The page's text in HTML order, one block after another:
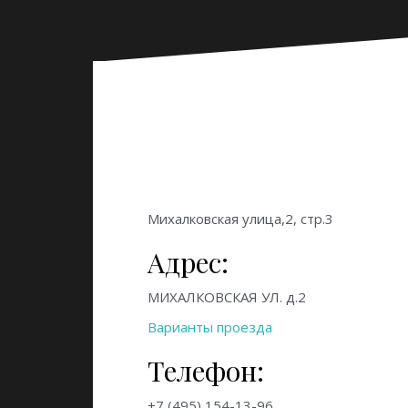
Михалковская улица,2, стр.3
Адрес:
МИХАЛКОВСКАЯ УЛ. д.2
Варианты проезда
Телефон: